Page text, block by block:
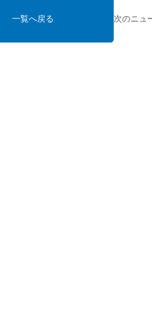
一覧へ戻る 次のニュ